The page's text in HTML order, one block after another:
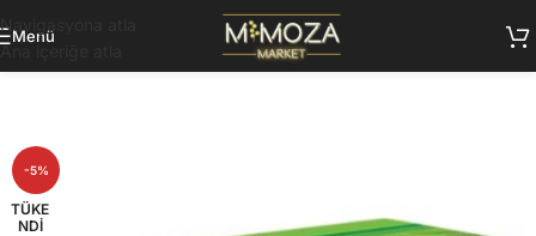
Navigasyona atla
Ana içeriğe atla
Menü
-5%
TÜKE
NDI